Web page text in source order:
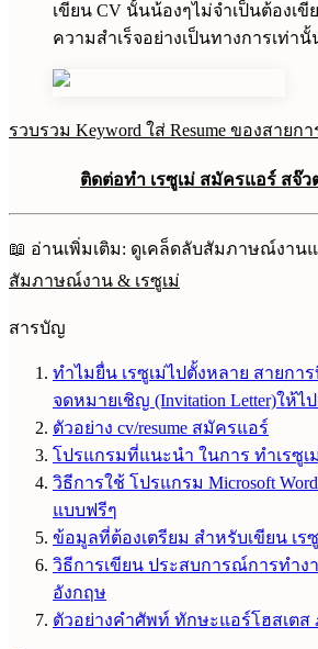
เขียน CV นั้นน้องๆไม่จำเป็นต้องเ
ความสำเร็จอย่างเป็นทางการเท่านั้
รวบรวม Keyword ใส่ Resume ของสายก
ติดต่อทำ เรซูเม่ สมัครแอร์ สจ๊
📖 อ่านเพิ่มเติม: ดูเคล็ดลับสัมภาษณ์งาน
สัมภาษณ์งาน & เรซูเม่
สารบัญ
ทำไมยื่น เรซูเม่ไปตั้งหลาย สายกา
จดหมายเชิญ (Invitation Letter)ให้
ตัวอย่าง cv/resume สมัครแอร์
โปรแกรมที่แนะนำ ในการ ทำเรซูเ
วิธีการใช้ โปรแกรม Microsoft
แบบฟรีๆ
ข้อมูลที่ต้องเตรียม สำหรับเขียน เร
วิธีการเขียน ประสบการณ์การทำง
อังกฤษ
ตัวอย่างคำศัพท์ ทักษะแอร์โฮสเตส